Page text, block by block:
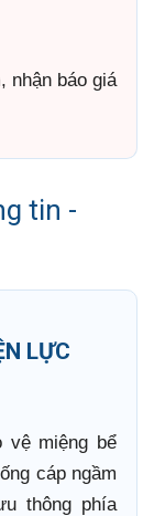
nhận báo giá
tin -
LỰC
vệ miệng bể
cáp ngầm
thông phía